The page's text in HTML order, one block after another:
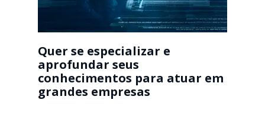
Quer se especializar e
aprofundar seus
conhecimentos para atuar em
grandes empresas